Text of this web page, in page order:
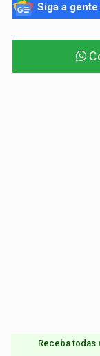
Siga a
Receba todas